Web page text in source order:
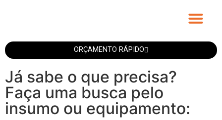
ORÇAMENTO RÁPIDO
Já sabe o que precisa?
Faça uma busca pelo
insumo ou equipamento: